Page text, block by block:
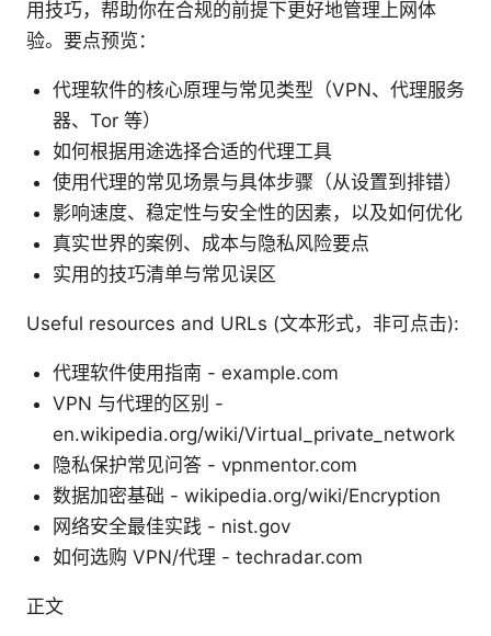
用技巧，帮助你在合规的前提下更好地管理上网体
验。要点预览：
代理软件的核心原理与常见类型（VPN、代理服务
器、Tor 等）
如何根据用途选择合适的代理工具
使用代理的常见场景与具体步骤（从设置到排错）
影响速度、稳定性与安全性的因素，以及如何优化
真实世界的案例、成本与隐私风险要点
实用的技巧清单与常见误区
Useful resources and URLs (文本形式，非可点击):
代理软件使用指南 - example.com
VPN 与代理的区别 -
en.wikipedia.org/wiki/Virtual_private_network
隐私保护常见问答 - vpnmentor.com
数据加密基础 - wikipedia.org/wiki/Encryption
网络安全最佳实践 - nist.gov
如何选购 VPN/代理 - techradar.com
正文